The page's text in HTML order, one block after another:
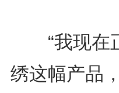
“我现在
绣这幅产品